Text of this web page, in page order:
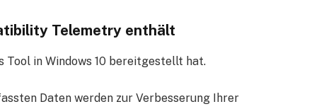
Telemetry enthält
Tool in Windows 10 bereitgestellt hat.
Daten werden zur Verbesserung Ihrer